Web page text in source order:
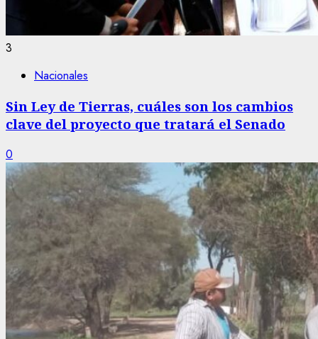
3
Nacionales
Sin Ley de Tierras, cuáles son los cambios
clave del proyecto que tratará el Senado
0